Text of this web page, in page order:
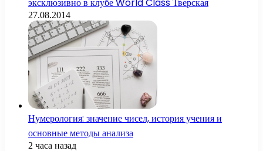
27.08.2014
Нумерология: значение чисел, история учения и
основные методы анализа
2 часа назад